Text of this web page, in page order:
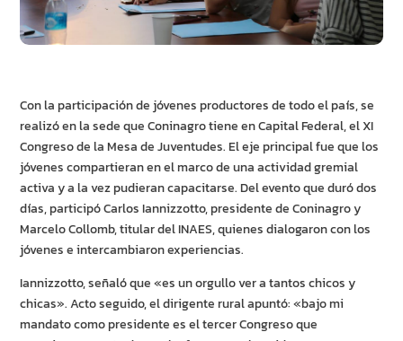
Con la participación de jóvenes productores de todo el país, se
realizó en la sede que Coninagro tiene en Capital Federal, el XI
Congreso de la Mesa de Juventudes. El eje principal fue que los
jóvenes compartieran en el marco de una actividad gremial
activa y a la vez pudieran capacitarse. Del evento que duró dos
días, participó Carlos Iannizzotto, presidente de Coninagro y
Marcelo Collomb, titular del INAES, quienes dialogaron con los
jóvenes e intercambiaron experiencias.
Iannizzotto, señaló que «es un orgullo ver a tantos chicos y
chicas». Acto seguido, el dirigente rural apuntó: «bajo mi
mandato como presidente es el tercer Congreso que